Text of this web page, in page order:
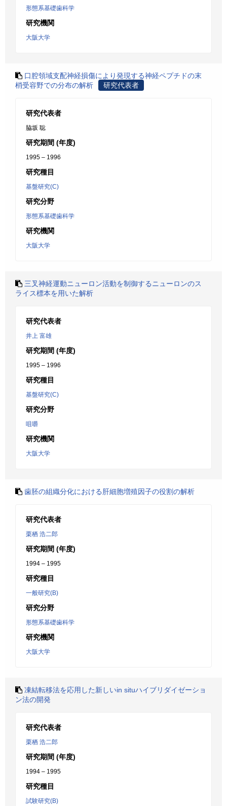
形態系基礎歯科学
研究機関
大阪大学
口腔領域支配神経損傷により発現する神経ペプチドの末
梢受容野での分布の解析
研究代表者
研究代表者
脇坂 聡
研究期間 (年度)
1995 – 1996
研究種目
基盤研究(C)
研究分野
形態系基礎歯科学
研究機関
大阪大学
三叉神経運動ニューロン活動を制御するニューロンのス
ライス標本を用いた解析
研究代表者
井上 富雄
研究期間 (年度)
1995 – 1996
研究種目
基盤研究(C)
研究分野
咀嚼
研究機関
大阪大学
歯胚の組織分化における肝細胞増殖因子の役割の解析
研究代表者
栗栖 浩二郎
研究期間 (年度)
1994 – 1995
研究種目
一般研究(B)
研究分野
形態系基礎歯科学
研究機関
大阪大学
凍結転移法を応用した新しいin situハイブリダイゼーショ
ン法の開発
研究代表者
栗栖 浩二郎
研究期間 (年度)
1994 – 1995
研究種目
試験研究(B)